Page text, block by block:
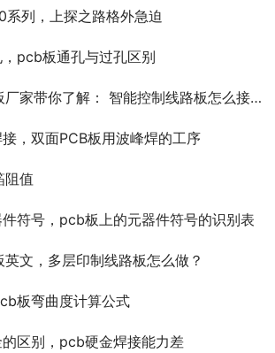
系列，上探之路格外急迫
pcb板通孔与过孔区别
家带你了解： 智能控制线路板怎么接线？
，双面PCB板用波峰焊的工序
阻值
符号，pcb板上的元器件符号的识别表
文，多层印制线路板怎么做？
板弯曲度计算公式
区别，pcb硬金焊接能力差